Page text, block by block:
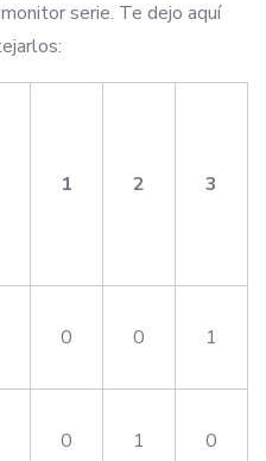
serie. Te dejo aquí
1 2 3
0 0 1
0 1 0